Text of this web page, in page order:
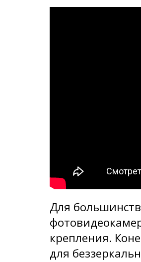
Для
крепления.
для